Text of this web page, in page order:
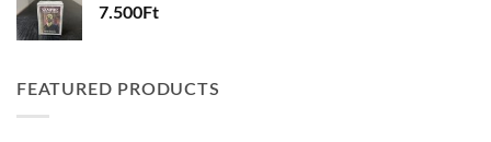
7.500Ft
FEATURED PRODUCTS